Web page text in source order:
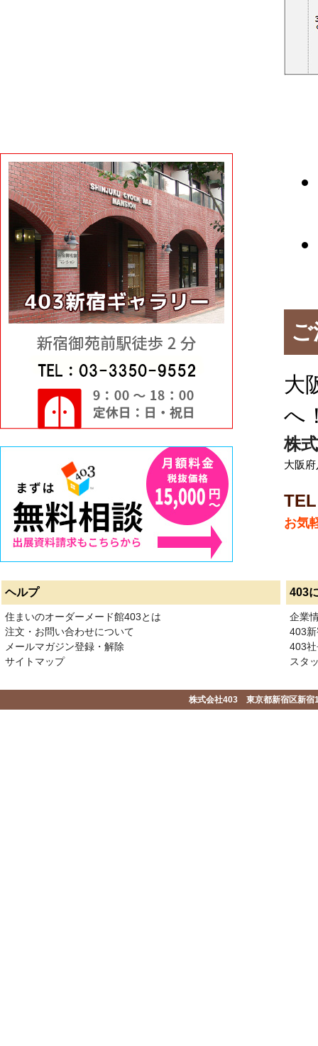
大
へ
株
大阪
お気
ヘルプ 403
住まいのオーダーメード館403とは
注文・お問い合わせについて
メールマガジン登録・解除
サイトマップ
企業
403
403
スタ
株式会社403 東京都新宿区新